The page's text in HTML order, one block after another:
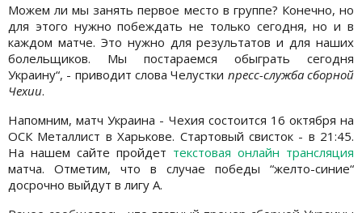
Можем ли мы занять первое место в группе? Конечно, но
для этого нужно побеждать не только сегодня, но и в
каждом матче. Это нужно для результатов и для наших
болельщиков. Мы постараемся обыграть сегодня
Украину“, - приводит слова Челустки пресс-служба сборной
Чехии.
Напомним, матч Украина - Чехия состоится 16 октября на
ОСК Металлист в Харькове. Стартовый свисток - в 21:45.
На нашем сайте пройдет текстовая онлайн трансляция
матча. Отметим, что в случае победы “желто-синие“
досрочно выйдут в лигу А.